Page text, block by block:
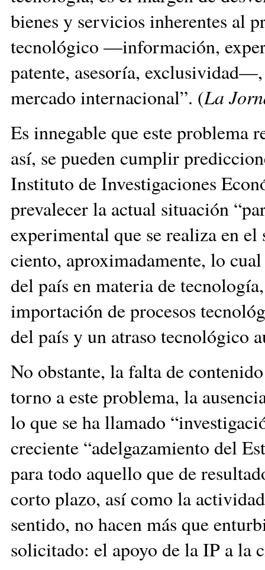
bienes y servicios inherentes al
tecnológico —información,
patente, asesoría,
mercado internacional”. (La
Es innegable que este problema
así, se pueden cumplir
Instituto de Investigaciones
prevalecer la actual situación
experimental que se realiza en
ciento, aproximadamente, lo
del país en materia de
importación de procesos
del país y un atraso tecnológico
No obstante, la falta de
torno a este problema, la
lo que se ha llamado
creciente “adelgazamiento del
para todo aquello que de
corto plazo, así como la
sentido, no hacen más que
solicitado: el apoyo de la IP a la